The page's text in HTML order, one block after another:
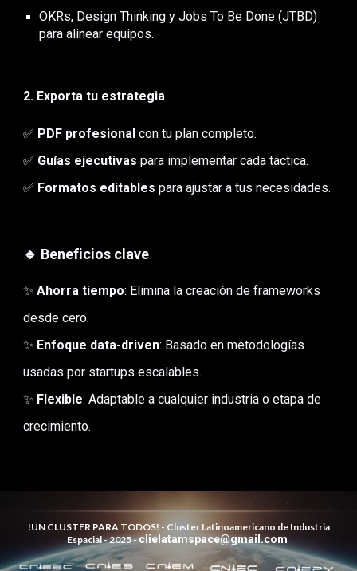
OKRs, Design Thinking y Jobs To Be Done (JTBD)
para alinear equipos.
2. Exporta tu estrategia
✅ PDF profesional con tu plan completo.
✅ Guías ejecutivas para implementar cada táctica.
✅ Formatos editables para ajustar a tus necesidades.
🔹 Beneficios clave
✨Ahorra tiempo: Elimina la creación de frameworks
desde cero.
✨ Enfoque data-driven: Basado en metodologías
usadas por startups escalables.
✨ Flexible: Adaptable a cualquier industria o etapa de
crecimiento.
!UN CLUSTER PARA TODOS! - Cluster Latinoamericano de Industria
Espacial - 2025-clielatamspace@gmail.com